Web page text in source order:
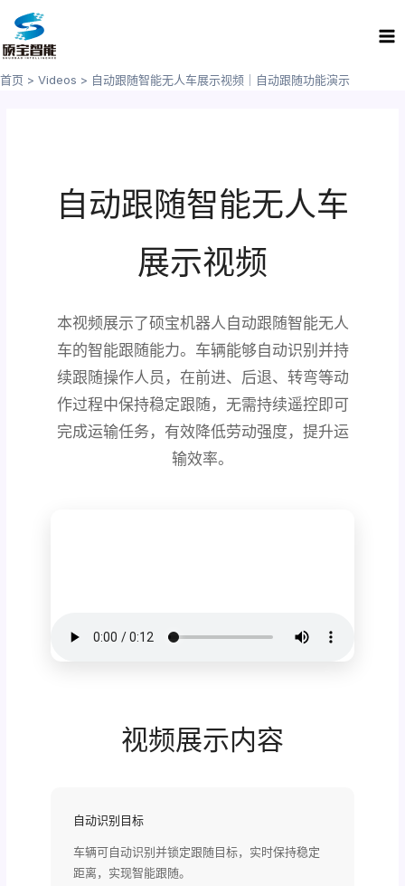
内
首页 Videos 自动跟随智能无人车展示视频｜自动跟随功能演示
自动跟随智能无人车
展示视频
本视频展示了硕宝机器人自动跟随智能无人
车的智能跟随能力。车辆能够自动识别并持
续跟随操作人员，在前进、后退、转弯等动
作过程中保持稳定跟随，无需持续遥控即可
完成运输任务，有效降低劳动强度，提升运
输效率。
视频展示内容
自动识别目标
车辆可自动识别并锁定跟随目标，实时保持稳定
距离，实现智能跟随。